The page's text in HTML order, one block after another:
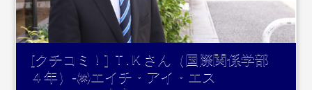
[クチコミ！] Ｔ.Ｋさん（国際関係学部
４年）-㈱エイチ・アイ・エス